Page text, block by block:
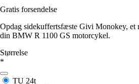
Gratis forsendelse
Opdag sidekuffertsfæste Givi Monokey, et
din BMW R 1100 GS motorcykel.
Størrelse
*
TU 24t